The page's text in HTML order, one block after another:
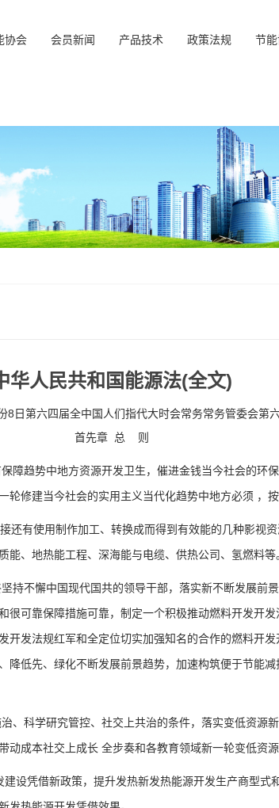
协会 会员新闻 产品技术 政策法规 节
华人民共和国能源法(全文)
8日第六四届全中国人们指代大时会常务常务管委会第
首先章 总 则
趋势中地方资源开发卫生，催进金钱当今社会的环保
修建当今社会的实用主义当代化趋势中地方必须 ，
有使用制作加工、转换成而得到有效能的几种影视资
、地热能工程、深海能与电缆、供热公司、氢燃料等
不懈中国现代国共的领导干部，落实新不断发展前
很可靠保障措施可靠，制定一个积极推动燃料开发开
开发法规红军和全定位切实加强知名的合作的燃料开
降低先、绿化不断发展前景趋势，加速构筑便于节能
科学研究管控、社交上共治的条件，落实变低资源
成本社交上成长 全步奏和各教育领域新一轮变低资源
凭借新政策，提升发热新发热能源开发生产商型式